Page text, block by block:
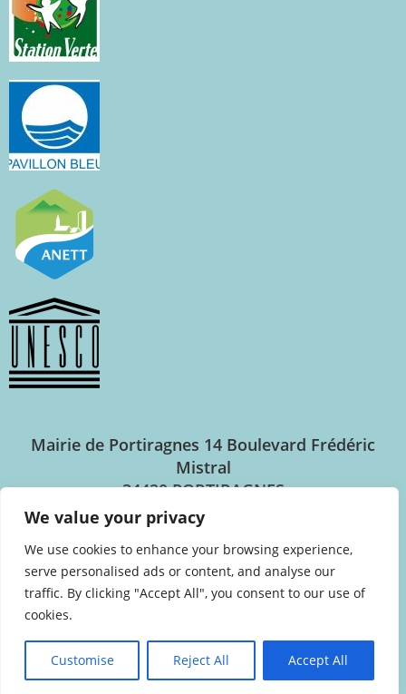
We value your privacy
We use cookies to enhance your browsing experience,
serve personalised ads or content, and analyse our
traffic. By clicking "Accept All", you consent to our use of
cookies.
Customise Reject All Accept All
Mairie de Portiragnes 14 Boulevard Frédéric
Mistral
34420 PORTIRAGNES
Horaires d’ouverture
Lundi au jeudi : 8h30 – 12h30 / 14h00 – 17h30
Vendredi : 8h30 – 12h30 / 14h00 – 17h00